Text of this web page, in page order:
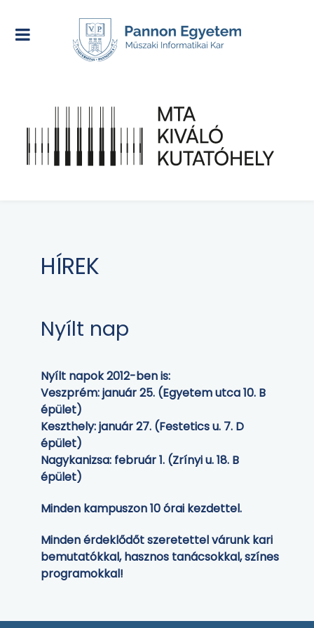
HÍREK
Nyílt nap
Nyílt napok 2012-ben is:
Veszprém: január 25. (Egyetem utca 10. B
épület)
Keszthely: január 27. (Festetics u. 7. D
épület)
Nagykanizsa: február 1. (Zrínyi u. 18. B
épület)
Minden kampuszon 10 órai kezdettel.
Minden érdeklődőt szeretettel várunk kari
bemutatókkal, hasznos tanácsokkal, színes
programokkal!